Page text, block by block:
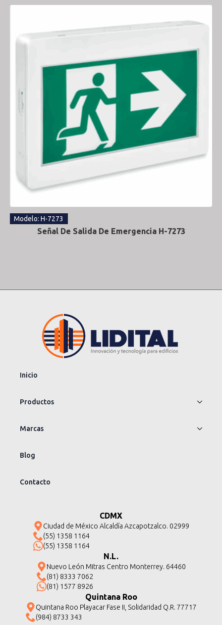
Modelo: H-7273
Señal De Salida De Emergencia H-7273
Inicio
Productos
Marcas
Blog
Contacto
CDMX
Ciudad de México Alcaldía Azcapotzalco. 02999
(55) 1358 1164
(55) 1358 1164
N.L.
Nuevo León Mitras Centro Monterrey. 64460
(81) 8333 7062
(81) 1577 8926
Quintana Roo
Quintana Roo Playacar Fase II, Solidaridad Q.R. 77717
(984) 8733 343